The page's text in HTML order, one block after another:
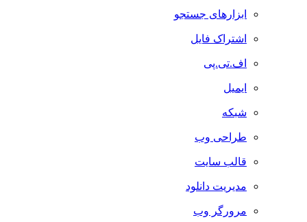
ابزارهای جستجو
اشتراک فایل
اف.تی.پی
ایمیل
شبکه
طراحی وب
قالب سایت
مدیریت دانلود
مرورگر وب